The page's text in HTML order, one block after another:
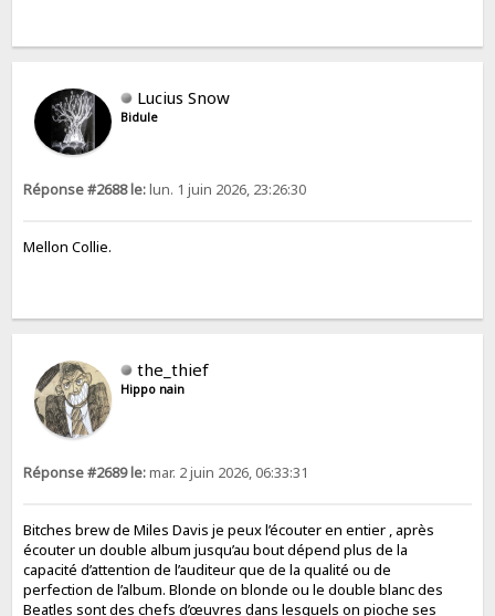
Lucius Snow
Bidule
Réponse #2688 le:lun. 1 juin 2026, 23:26:30
Mellon Collie.
the_thief
Hippo nain
Réponse #2689 le:mar. 2 juin 2026, 06:33:31
Bitches brew de Miles Davis je peux l’écouter en entier , après
écouter un double album jusqu’au bout dépend plus de la
capacité d’attention de l’auditeur que de la qualité ou de
perfection de l’album. Blonde on blonde ou le double blanc des
Beatles sont des chefs d’œuvres dans lesquels on pioche ses